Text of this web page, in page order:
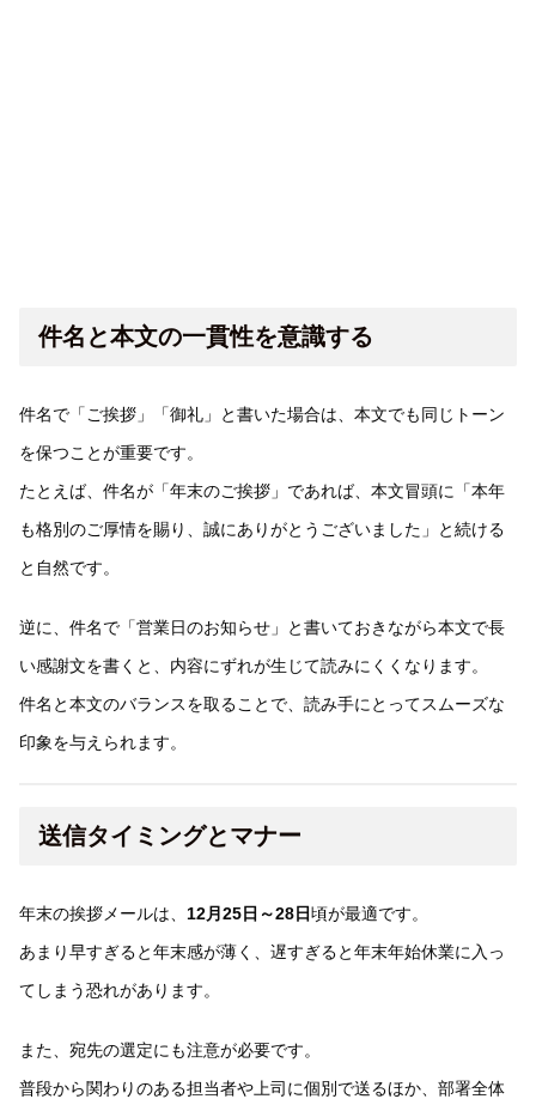
件名と本文の一貫性を意識する
件名で「ご挨拶」「御礼」と書いた場合は、本文でも同じトーン
を保つことが重要です。
たとえば、件名が「年末のご挨拶」であれば、本文冒頭に「本年
も格別のご厚情を賜り、誠にありがとうございました」と続ける
と自然です。
逆に、件名で「営業日のお知らせ」と書いておきながら本文で長
い感謝文を書くと、内容にずれが生じて読みにくくなります。
件名と本文のバランスを取ることで、読み手にとってスムーズな
印象を与えられます。
送信タイミングとマナー
年末の挨拶メールは、 12月25日～28日頃が最適です。
あまり早すぎると年末感が薄く、遅すぎると年末年始休業に入っ
てしまう恐れがあります。
また、宛先の選定にも注意が必要です。
普段から関わりのある担当者や上司に個別で送るほか、部署全体